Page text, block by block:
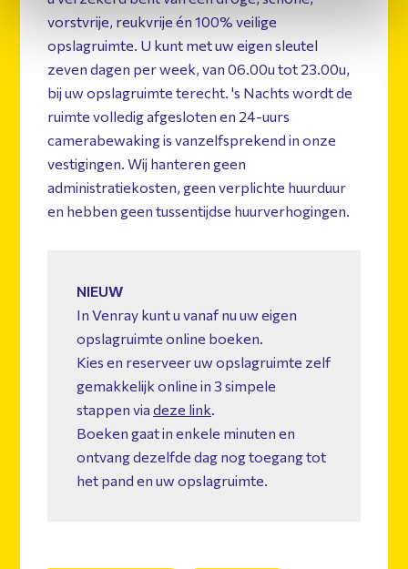
vorstvrije, reukvrije én 100% veilige
opslagruimte. U kunt met uw eigen sleutel
zeven dagen per week, van 06.00u tot 23.00u,
bij uw opslagruimte terecht. 's Nachts wordt de
ruimte volledig afgesloten en 24-uurs
camerabewaking is vanzelfsprekend in onze
vestigingen. Wij hanteren geen
administratiekosten, geen verplichte huurduur
en hebben geen tussentijdse huurverhogingen.
NIEUW
In Venray kunt u vanaf nu uw eigen
opslagruimte online boeken.
Kies en reserveer uw opslagruimte zelf
gemakkelijk online in 3 simpele
stappen viadeze link.
Boeken gaat in enkele minuten en
ontvang dezelfde dag nog toegang tot
het pand en uw opslagruimte.